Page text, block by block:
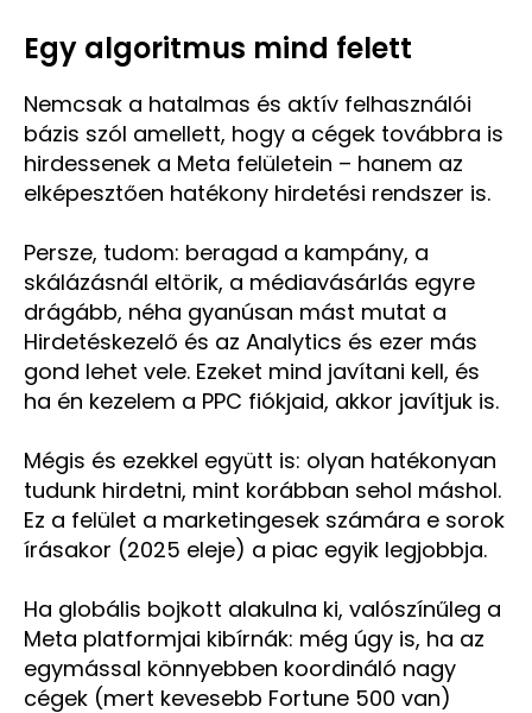
Egy algoritmus mind felett
Nemcsak a hatalmas és aktív felhasználói
bázis szól amellett, hogy a cégek továbbra is
hirdessenek a Meta felületein – hanem az
elképesztően hatékony hirdetési rendszer is.
Persze, tudom: beragad a kampány, a
skálázásnál eltörik, a médiavásárlás egyre
drágább, néha gyanúsan mást mutat a
Hirdetéskezelő és az Analytics és ezer más
gond lehet vele. Ezeket mind javítani kell, és
ha én kezelem a PPC fiókjaid, akkor javítjuk is.
Mégis és ezekkel együtt is: olyan hatékonyan
tudunk hirdetni, mint korábban sehol máshol.
Ez a felület a marketingesek számára e sorok
írásakor (2025 eleje) a piac egyik legjobbja.
Ha globális bojkott alakulna ki, valószínűleg a
Meta platformjai kibírnák: még úgy is, ha az
egymással könnyebben koordináló nagy
cégek (mert kevesebb Fortune 500 van)